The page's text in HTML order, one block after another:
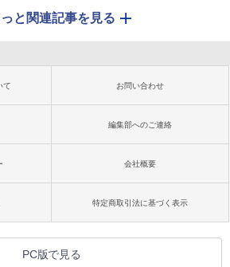
っと関連記事を見る
て お問い合わせ
編集部へのご連絡
会社概要
特定商取引法に基づく表示
PC版で見る